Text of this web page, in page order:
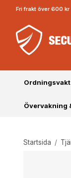
Fri frakt över 600
Ordningsvakt
Övervakning
Startsida /